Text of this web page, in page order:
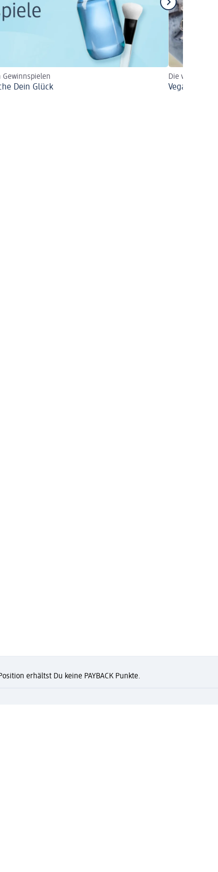
Gewinnspielen
Dein Glück
Die vegane
Vegane
erhältst Du keine PAYBACK Punkte.